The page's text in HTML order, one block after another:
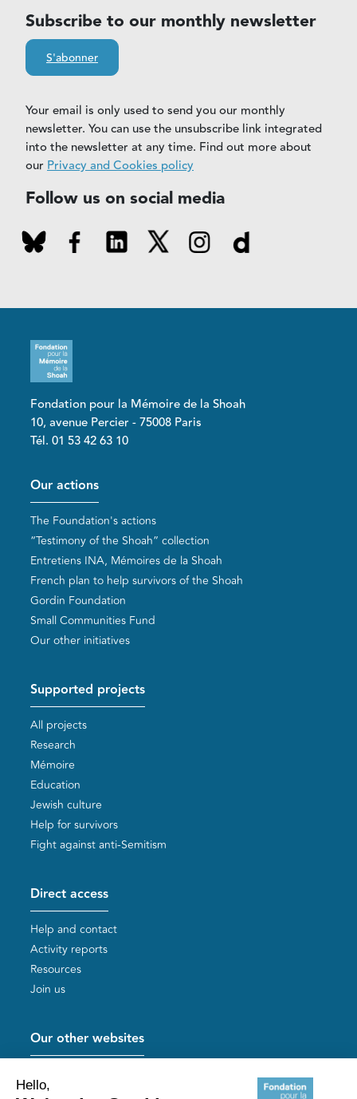
Subscribe to our monthly newsletter
S'abonner
Your email is only used to send you our monthly
newsletter. You can use the unsubscribe link integrated
into the newsletter at any time. Find out more about
our Privacy and Cookies policy
Follow us on social media
Fondation pour la Mémoire de la Shoah
10, avenue Percier - 75008 Paris
Tél. 01 53 42 63 10
Pied de page
Our actions
The Foundation's actions
“Testimony of the Shoah” collection
Entretiens INA, Mémoires de la Shoah
French plan to help survivors of the Shoah
Gordin Foundation
Small Communities Fund
Our other initiatives
Supported projects
All projects
Research
Mémoire
Education
Jewish culture
Help for survivors
Fight against anti-Semitism
Direct access
Help and contact
Activity reports
Resources
Join us
Our other websites
Mémoires vives